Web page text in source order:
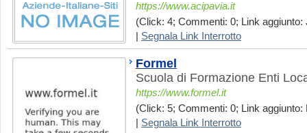
https://www.acipavia.it
(Click: 4; Commenti: 0; Link aggiunto:
Segnala Link Interrotto
Formel
Scuola di Formazione Enti
https://www.formel.it
(Click: 5; Commenti: 0; Link aggiunto:
Segnala Link Interrotto